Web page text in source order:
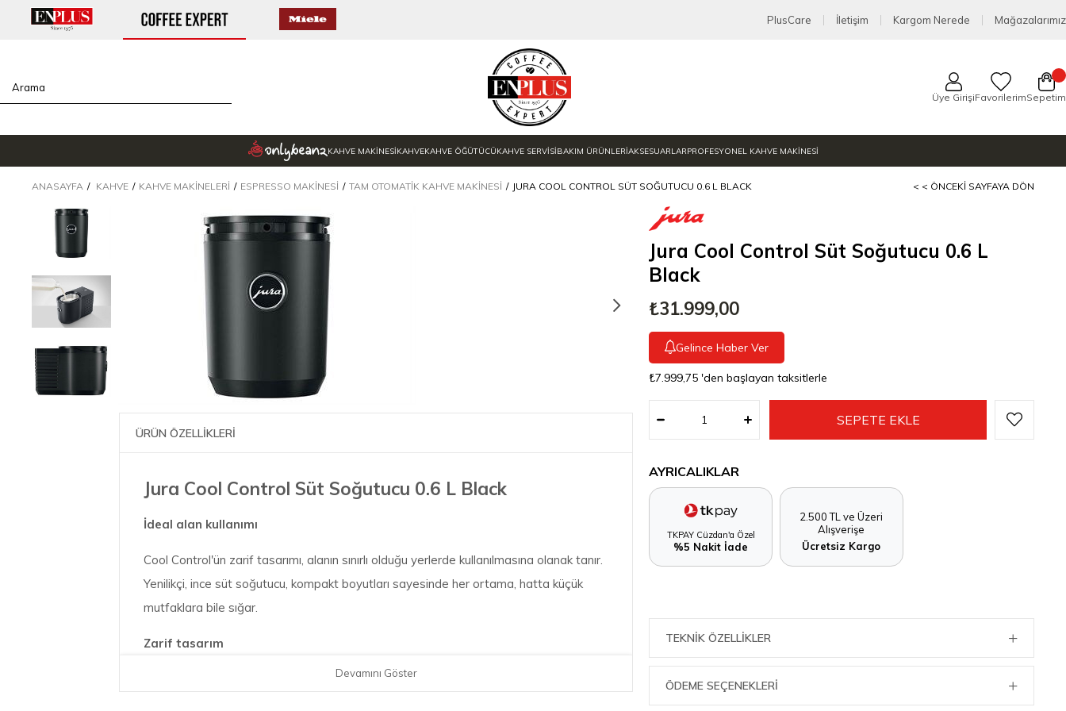
PlusCare İletişim Kargom Nerede Mağazalarımız
Üye GirişiFavorilerimSepetim
KAHVE MAKİNESİKAHVEKAHVE ÖĞÜTÜCÜKAHVE SERVİSİBAKIM ÜRÜNLERİAKSESUARLARPROFESYONEL KAHVE MAKİNESİ
ANASAYFA KAHVE KAHVE MAKINELERI ESPRESSO MAKINESI TAM OTOMATIK KAHVE MAKINESI JURA COOL CONTROL SÜT SOĞUTUCU 0.6 L BLACK < < ÖNCEKI SAYFAYA DÖN
ÜRÜN ÖZELLİKLERİ
Jura Cool Control Süt Soğutucu 0.6 L Black
İdeal alan kullanımı
Cool Control'ün zarif tasarımı, alanın sınırlı olduğu yerlerde kullanılmasına olanak tanır.
Yenilikçi, ince süt soğutucu, kompakt boyutları sayesinde her ortama, hatta küçük
mutfaklara bile sığar.
Zarif tasarım
Cool Control, klasik JURA görünümünü yansıtır. Birinci sınıf malzemeler, yüksek kaliteli
Devamını Göster
Jura Cool Control Süt Soğutucu 0.6 L
Black
₺31.999,00
Gelince Haber Ver
₺7.999,75 'den başlayan taksitlerle
AYRICALIKLAR
TKPAY Cüzdan'a Özel
%5 Nakit İade
2.500 TL ve Üzeri
Alışverişe
Ücretsiz Kargo
TEKNIK ÖZELLIKLER
ÖDEME SEÇENEKLERI